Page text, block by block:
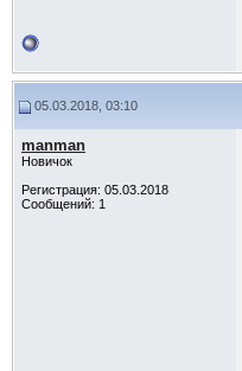
05.03.2018, 03:10
manman
Новичок
Регистрация: 05.03.2018
Сообщений: 1